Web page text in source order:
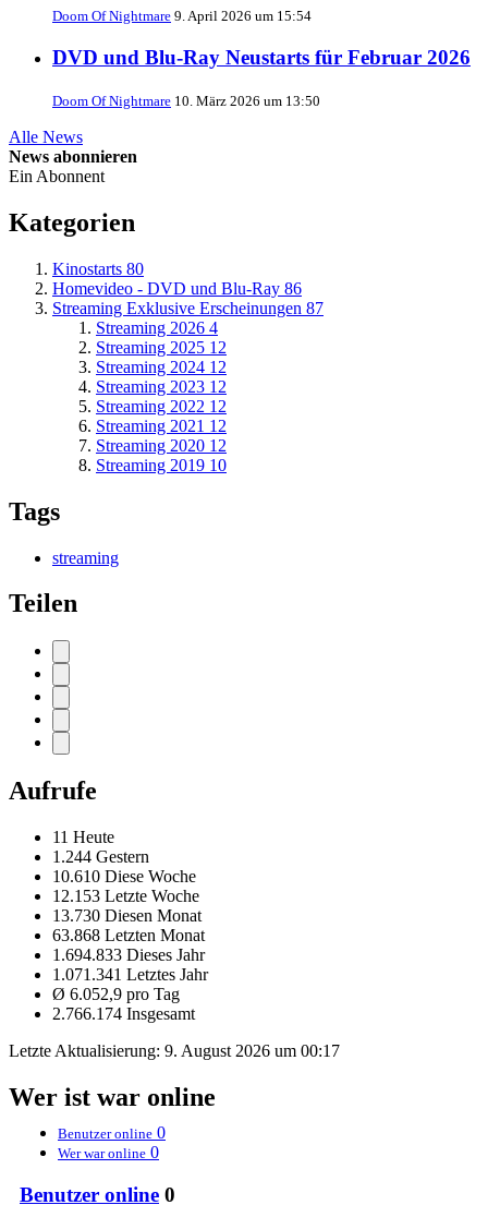
Doom Of Nightmare 9. April 2026 um 15:54
DVD und Blu-Ray Neustarts für Februar 2026
Doom Of Nightmare 10. März 2026 um 13:50
Alle News
News abonnieren
Ein Abonnent
Kategorien
Kinostarts 80
Homevideo - DVD und Blu-Ray 86
Streaming Exklusive Erscheinungen 87
Streaming 2026 4
Streaming 2025 12
Streaming 2024 12
Streaming 2023 12
Streaming 2022 12
Streaming 2021 12
Streaming 2020 12
Streaming 2019 10
Tags
streaming
Teilen
Aufrufe
11 Heute
1.244 Gestern
10.610 Diese Woche
12.153 Letzte Woche
13.730 Diesen Monat
63.868 Letzten Monat
1.694.833 Dieses Jahr
1.071.341 Letztes Jahr
Ø 6.052,9 pro Tag
2.766.174 Insgesamt
Letzte Aktualisierung: 9. August 2026 um 00:17
Wer ist war online
Benutzer online 0
Wer war online 0
Benutzer online 0